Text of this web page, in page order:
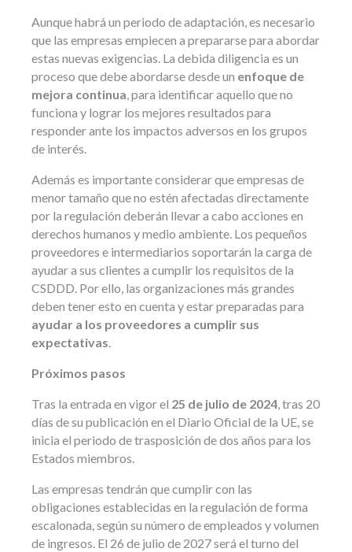
Aunque habrá un periodo de adaptación, es necesario
que las empresas empiecen a prepararse para abordar
estas nuevas exigencias. La debida diligencia es un
proceso que debe abordarse desde un enfoque de
mejora continua, para identificar aquello que no
funciona y lograr los mejores resultados para
responder ante los impactos adversos en los grupos
de interés.
Además es importante considerar que empresas de
menor tamaño que no estén afectadas directamente
por la regulación deberán llevar a cabo acciones en
derechos humanos y medio ambiente. Los pequeños
proveedores e intermediarios soportarán la carga de
ayudar a sus clientes a cumplir los requisitos de la
CSDDD. Por ello, las organizaciones más grandes
deben tener esto en cuenta y estar preparadas para
ayudar a los proveedores a cumplir sus
expectativas.
Próximos pasos
Tras la entrada en vigor el 25 de julio de 2024, tras 20
días de su publicación en el Diario Oficial de la UE, se
inicia el periodo de trasposición de dos años para los
Estados miembros.
Las empresas tendrán que cumplir con las
obligaciones establecidas en la regulación de forma
escalonada, según su número de empleados y volumen
de ingresos. El 26 de julio de 2027 será el turno del